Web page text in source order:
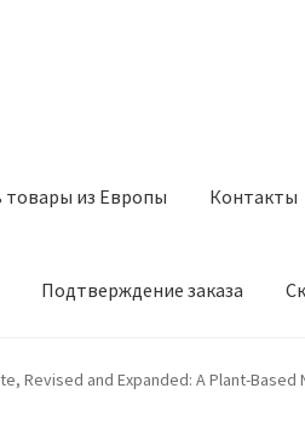
товары из Европы Контакты
Подтверждение заказа
Европы Контакты Корзина Мой
Revised and Expanded: A Plant-